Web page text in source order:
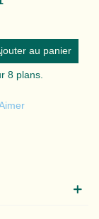
au panier
8 plans.